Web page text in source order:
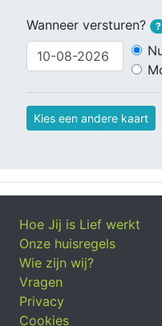
Wanneer versturen?
?
Kies een andere kaart
Hoe Jij is Lief werkt
Onze huisregels
Wie zijn wij?
Vragen
Privacy
Cookies